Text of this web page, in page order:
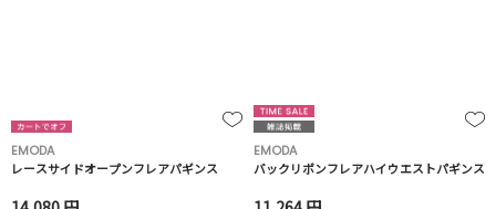
EMODA
レースサイドオープンフレアパギンス
EMODA
バックリボンフレアハイウエストパギンス